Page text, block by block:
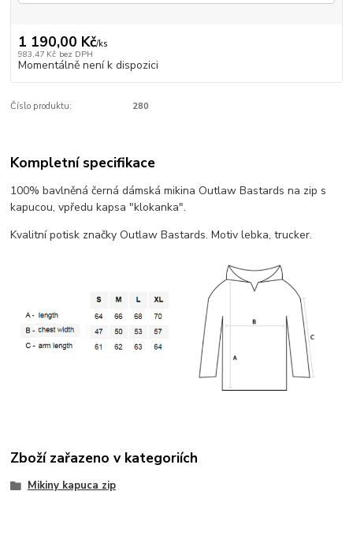
1 190,00 Kč/ks
983,47 Kč bez DPH
Momentálně není k dispozici
Číslo produktu: 280
Kompletní specifikace
100% bavlněná černá dámská mikina Outlaw Bastards na zip s
kapucou, vpředu kapsa "klokanka".
Kvalitní potisk značky Outlaw Bastards. Motiv lebka, trucker.
Zboží zařazeno v kategoriích
Mikiny kapuca zip